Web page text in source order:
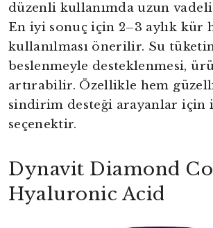
düzenli kullanımda uzun
En iyi sonuç için 2–3 aylık kür
kullanılması önerilir. Su
beslenmeyle desteklenmesi,
artırabilir. Özellikle hem
sindirim desteği arayanlar için
seçenektir.
Dynavit Diamond
Hyaluronic Acid